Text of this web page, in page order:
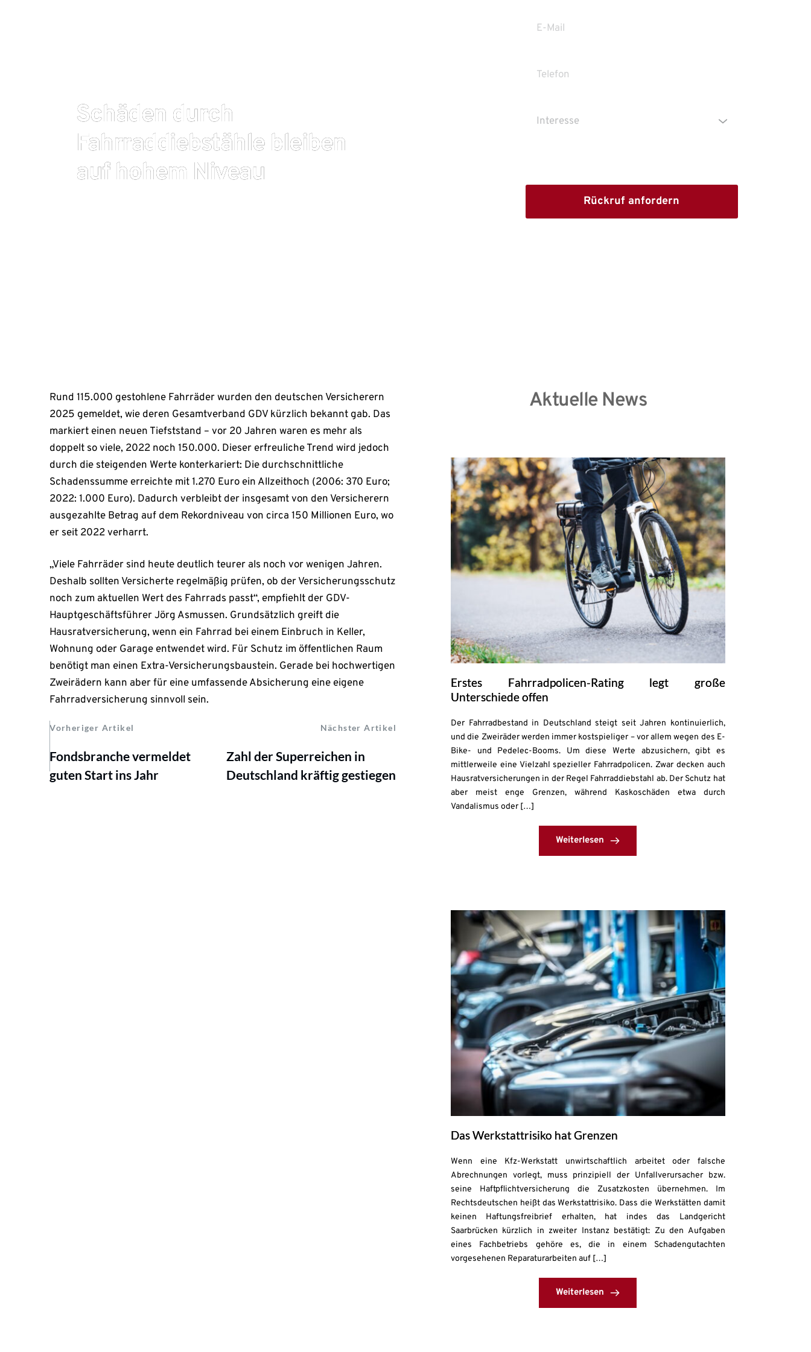
Schäden durch
Fahrraddiebstähle bleiben
auf hohem Niveau
Rückruf anfordern
Rund 115.000 gestohlene Fahrräder wurden den deutschen Versicherern
2025 gemeldet, wie deren Gesamtverband GDV kürzlich bekannt gab. Das
markiert einen neuen Tiefststand – vor 20 Jahren waren es mehr als
doppelt so viele, 2022 noch 150.000. Dieser erfreuliche Trend wird jedoch
durch die steigenden Werte konterkariert: Die durchschnittliche
Schadenssumme erreichte mit 1.270 Euro ein Allzeithoch (2006: 370 Euro;
2022: 1.000 Euro). Dadurch verbleibt der insgesamt von den Versicherern
ausgezahlte Betrag auf dem Rekordniveau von circa 150 Millionen Euro, wo
er seit 2022 verharrt.
„Viele Fahrräder sind heute deutlich teurer als noch vor wenigen Jahren.
Deshalb sollten Versicherte regelmäßig prüfen, ob der Versicherungsschutz
noch zum aktuellen Wert des Fahrrads passt“, empfiehlt der GDV-
Hauptgeschäftsführer Jörg Asmussen. Grundsätzlich greift die
Hausratversicherung, wenn ein Fahrrad bei einem Einbruch in Keller,
Wohnung oder Garage entwendet wird. Für Schutz im öffentlichen Raum
benötigt man einen Extra-Versicherungsbaustein. Gerade bei hochwertigen
Zweirädern kann aber für eine umfassende Absicherung eine eigene
Fahrradversicherung sinnvoll sein.
Vorheriger Artikel Nächster Artikel
Fondsbranche vermeldet
guten Start ins Jahr
Zahl der Superreichen in
Deutschland kräftig gestiegen
Aktuelle News
Erstes Fahrradpolicen-Rating legt große
Unterschiede offen
Der Fahrradbestand in Deutschland steigt seit Jahren kontinuierlich,
und die Zweiräder werden immer kostspieliger – vor allem wegen des E-
Bike- und Pedelec-Booms. Um diese Werte abzusichern, gibt es
mittlerweile eine Vielzahl spezieller Fahrradpolicen. Zwar decken auch
Hausratversicherungen in der Regel Fahrraddiebstahl ab. Der Schutz hat
aber meist enge Grenzen, während Kaskoschäden etwa durch
Vandalismus oder […]
Weiterlesen
Das Werkstattrisiko hat Grenzen
Wenn eine Kfz-Werkstatt unwirtschaftlich arbeitet oder falsche
Abrechnungen vorlegt, muss prinzipiell der Unfallverursacher bzw.
seine Haftpflichtversicherung die Zusatzkosten übernehmen. Im
Rechtsdeutschen heißt das Werkstattrisiko. Dass die Werkstätten damit
keinen Haftungsfreibrief erhalten, hat indes das Landgericht
Saarbrücken kürzlich in zweiter Instanz bestätigt: Zu den Aufgaben
eines Fachbetriebs gehöre es, die in einem Schadengutachten
vorgesehenen Reparaturarbeiten auf […]
Weiterlesen